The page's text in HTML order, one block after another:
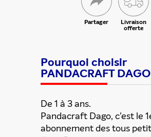
Partager Livraison
offerte
Pourquoi choisir
PANDACRAFT DAGO
De 1 à 3 ans.
Pandacraft Dago, c'est le
abonnement des tous